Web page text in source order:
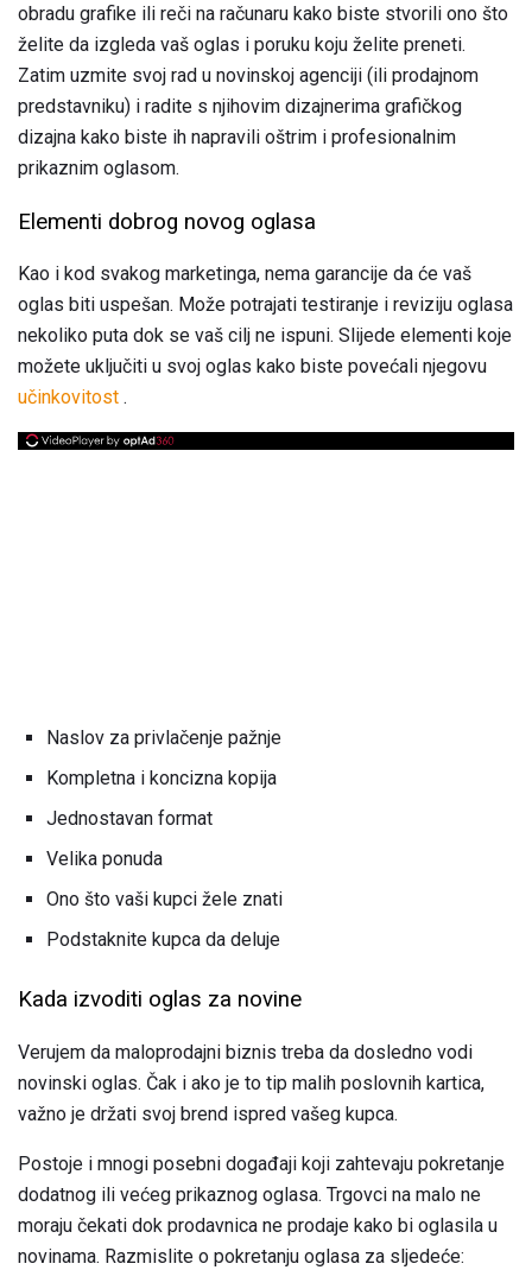
obradu grafike ili reči na računaru kako biste stvorili ono što
želite da izgleda vaš oglas i poruku koju želite preneti.
Zatim uzmite svoj rad u novinskoj agenciji (ili prodajnom
predstavniku) i radite s njihovim dizajnerima grafičkog
dizajna kako biste ih napravili oštrim i profesionalnim
prikaznim oglasom.
Elementi dobrog novog oglasa
Kao i kod svakog marketinga, nema garancije da će vaš
oglas biti uspešan. Može potrajati testiranje i reviziju oglasa
nekoliko puta dok se vaš cilj ne ispuni. Slijede elementi koje
možete uključiti u svoj oglas kako biste povećali njegovu
učinkovitost .
Naslov za privlačenje pažnje
Kompletna i koncizna kopija
Jednostavan format
Velika ponuda
Ono što vaši kupci žele znati
Podstaknite kupca da deluje
Kada izvoditi oglas za novine
Verujem da maloprodajni biznis treba da dosledno vodi
novinski oglas. Čak i ako je to tip malih poslovnih kartica,
važno je držati svoj brend ispred vašeg kupca.
Postoje i mnogi posebni događaji koji zahtevaju pokretanje
dodatnog ili većeg prikaznog oglasa. Trgovci na malo ne
moraju čekati dok prodavnica ne prodaje kako bi oglasila u
novinama. Razmislite o pokretanju oglasa za sljedeće: